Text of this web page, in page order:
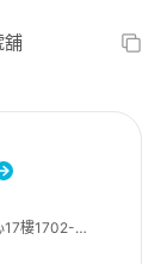
舖
17樓1702-